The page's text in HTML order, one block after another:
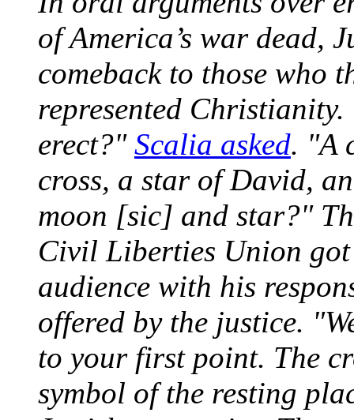
of America’s war dead,
comeback to those who
represented
erect?" Scalia asked. "A
cross, a star of David,
moon [sic] and star?"
Civil Liberties Union got
audience with his
offered by the justice.
to your first point. The
symbol of the resting